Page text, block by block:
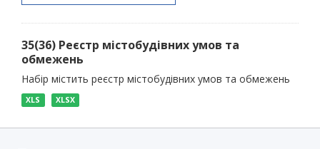
35(36) Реєстр містобудівних умов та
обмежень
Набір містить реєстр містобудівних умов та обмежень
XLS XLSX